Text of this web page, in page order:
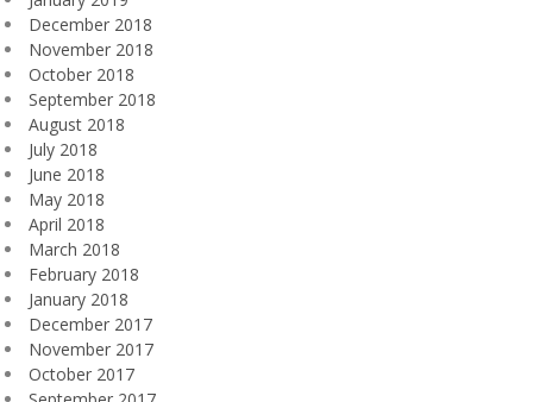
December 2018
November 2018
October 2018
September 2018
August 2018
July 2018
June 2018
May 2018
April 2018
March 2018
February 2018
January 2018
December 2017
November 2017
October 2017